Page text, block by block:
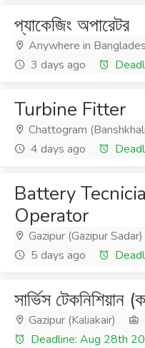
প্যাকেজিং অপারেটর
Anywhere in
3 days ago
Turbine Fitter
Chattogram
4 days ago
Battery
Operator
Gazipur (Gazipur Sadar)
5 days ago
সার্ভিস টেকনিশিয়ান
Gazipur (Kaliakair)
Deadline: Aug 28th